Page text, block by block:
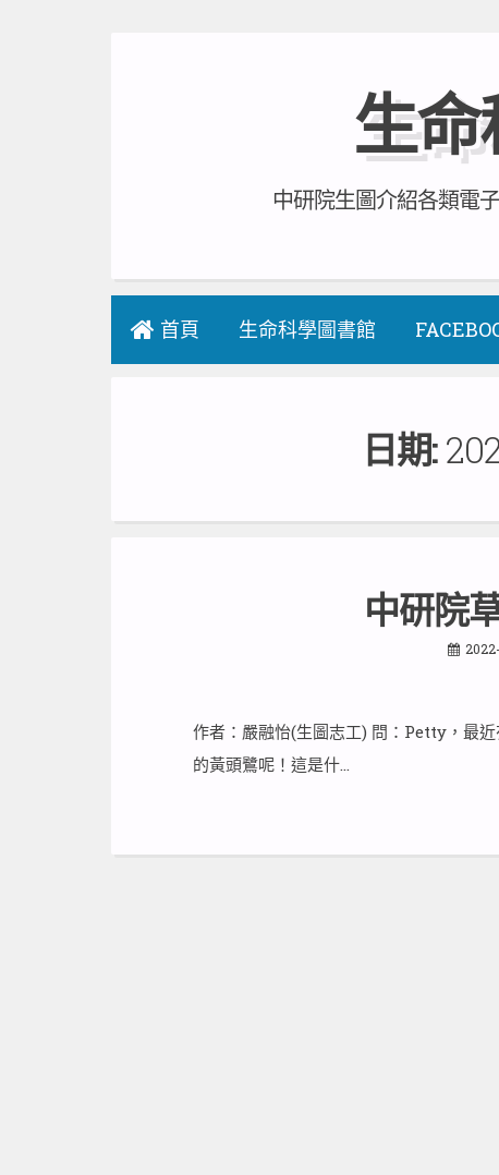
生
中研院生圖介紹各類電
首頁 生命科學圖書館
日期:
中研院
作者：嚴融怡(生圖志工) 問：Petty，最
的黃頭鷺呢！這是什…